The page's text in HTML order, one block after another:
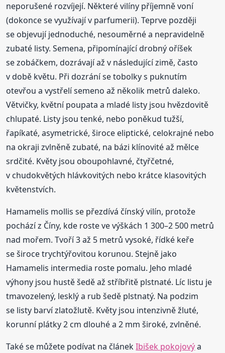
neporušené rozvíjejí. Některé vilíny příjemně voní
(dokonce se využívají v parfumerii). Teprve později
se objevují jednoduché, nesouměrné a nepravidelně
zubaté listy. Semena, připomínající drobný oříšek
se zobáčkem, dozrávají až v následující zimě, často
v době květu. Při dozrání se tobolky s puknutím
otevřou a vystřelí semeno až několik metrů daleko.
Větvičky, květní poupata a mladé listy jsou hvězdovitě
chlupaté. Listy jsou tenké, nebo poněkud tužší,
řapíkaté, asymetrické, široce eliptické, celokrajné nebo
na okraji zvlněně zubaté, na bázi klínovité až mělce
srdčité. Květy jsou oboupohlavné, čtyřčetné,
v chudokvětých hlávkovitých nebo krátce klasovitých
květenstvích.
Hamamelis mollis se přezdívá čínský vilín, protože
pochází z Číny, kde roste ve výškách 1 300–2 500 metrů
nad mořem. Tvoří 3 až 5 metrů vysoké, řídké keře
se široce trychtýřovitou korunou. Stejně jako
Hamamelis intermedia roste pomalu. Jeho mladé
výhony jsou hustě šedě až stříbřitě plstnaté. Líc listu je
tmavozelený, lesklý a rub šedě plstnatý. Na podzim
se listy barví zlatožlutě. Květy jsou intenzivně žluté,
korunní plátky 2 cm dlouhé a 2 mm široké, zvlněné.
Také se můžete podívat na článekIbišek pokojovýa